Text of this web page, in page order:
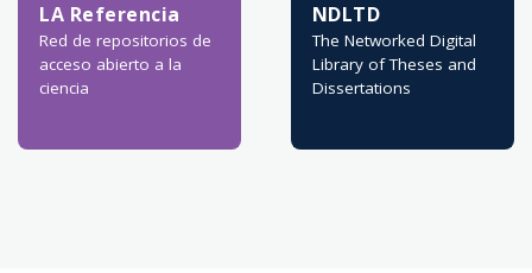
LA Referencia
Red de repositorios de
acceso abierto a la
ciencia
NDLTD
The Networked Digital
Library of Theses and
Dissertations